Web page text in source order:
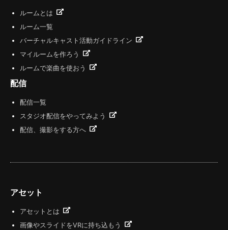
ルームとは
ルーム一覧
バーチャルキャスト活動ガイドライン
マイルームを作ろう
ルームで楽曲を使おう
配信
配信一覧
スタジオ配信をやってみよう
配信、撮影をする方へ
アセット
アセットとは
画像やスライドをVRに持ち込もう